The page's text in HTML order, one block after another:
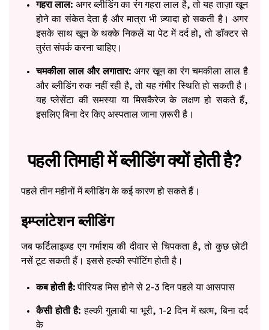
गहरा लाल: अगर ब्लीडिंग का रंग गहरा लाल है, तो यह ताज़ा खून
होने का संकेत देता है और मात्रा भी ज़्यादा हो सकती है। अगर
इसके साथ खून के थक्के निकलें या पेट में दर्द हो, तो डॉक्टर से
तुरंत संपर्क करना चाहिए।
चमकीला लाल और लगातार:अगर खून का रंग चमकीला लाल है
और ब्लीडिंग रुक नहीं रही है, तो यह गंभीर स्थिति हो सकती है।
यह प्लेसेंटा की समस्या या मिसकैरेज के लक्षण हो सकते हैं,
इसलिए बिना देर किए अस्पताल जाना ज़रूरी है।
पहली तिमाही में ब्लीडिंग क्यों होती है?
पहले तीन महीनों में ब्लीडिंग के कई कारण हो सकते हैं।
इम्प्लांटेशन ब्लीडिंग
जब फर्टिलाइज़्ड एग गर्भाशय की दीवार से चिपकता है, तो कुछ छोटी
नसें टूट सकती हैं। इससे हल्की स्पॉटिंग होती है।
कब होती है:पीरियड मिस होने से 2-3 दिन पहले या आसपास
कैसी होती है: हल्की गुलाबी या भूरी, 1-2 दिन में खत्म, बिना दर्द
के